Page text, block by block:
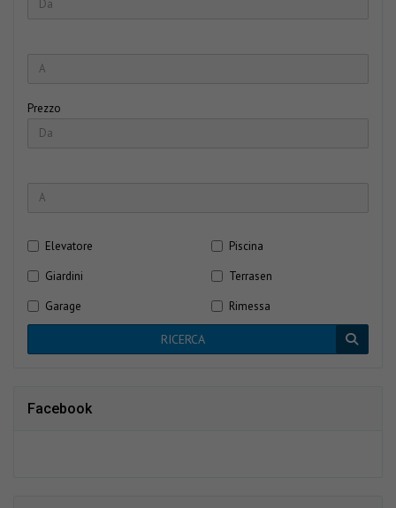
Prezzo
Elevatore
Piscina
Giardini
Terrasen
Garage
Rimessa
RICERCA
Facebook